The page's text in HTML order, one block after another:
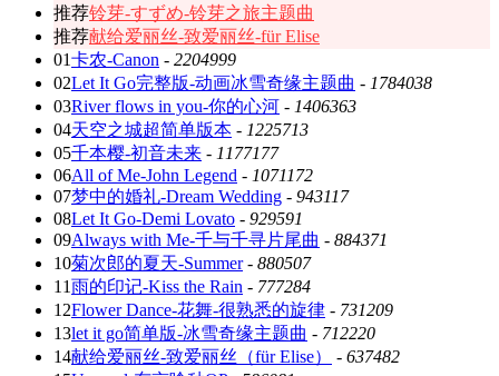
推荐铃芽-すずめ-铃芽之旅主题曲
推荐献给爱丽丝-致爱丽丝-für Elise
01卡农-Canon - 2204999
02Let It Go完整版-动画冰雪奇缘主题曲 - 1784038
03River flows in you-你的心河 - 1406363
04天空之城超简单版本 - 1225713
05千本樱-初音未来 - 1177177
06All of Me-John Legend - 1071172
07梦中的婚礼-Dream Wedding - 943117
08Let It Go-Demi Lovato - 929591
09Always with Me-千与千寻片尾曲 - 884371
10菊次郎的夏天-Summer- 880507
11雨的印记-Kiss the Rain - 777284
12Flower Dance-花舞-很熟悉的旋律 - 731209
13let it go简单版-冰雪奇缘主题曲 - 712220
14献给爱丽丝-致爱丽丝（für Elise） - 637482